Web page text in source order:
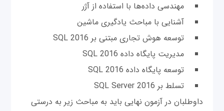
مهندسی داده‌ها با استفاده از آژر
آشنایی با مباحث یادگیری ماشین
توسعه هوش تجاری مبتنی بر SQL 2016
مدیریت پایگاه داده SQL 2016
توسعه پایگاه داده SQL 2016
تسلط بر SQL Server 2016
داوطلبان در آزمون نهایی باید به مباحث زیر به درستی